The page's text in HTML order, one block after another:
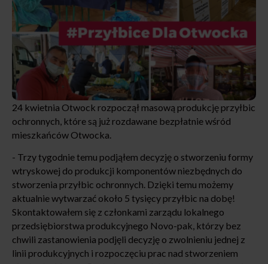
24 kwietnia Otwock rozpoczął masową produkcję przyłbic
ochronnych, które są już rozdawane bezpłatnie wśród
mieszkańców Otwocka.
- Trzy tygodnie temu podjąłem decyzję o stworzeniu formy
wtryskowej do produkcji komponentów niezbędnych do
stworzenia przyłbic ochronnych. Dzięki temu możemy
aktualnie wytwarzać około 5 tysięcy przyłbic na dobę!
Skontaktowałem się z członkami zarządu lokalnego
przedsiębiorstwa produkcyjnego Novo-pak, którzy bez
chwili zastanowienia podjęli decyzję o zwolnieniu jednej z
linii produkcyjnych i rozpoczęciu prac nad stworzeniem